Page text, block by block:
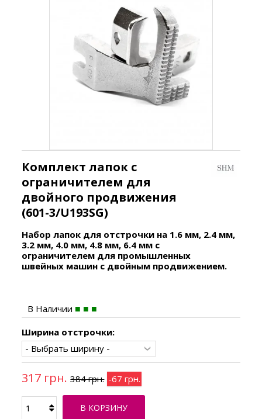
Комплект лапок с
ограничителем для
двойного продвижения
(601-3/U193SG)
Набор лапок для отстрочки на 1.6 мм, 2.4 мм,
3.2 мм, 4.0 мм, 4.8 мм, 6.4 мм с
ограничителем для промышленных
швейных машин с двойным продвижением.
В Наличии
Ширина отстрочки:
317 грн. 384 грн. -67 грн.
В КОРЗИНУ